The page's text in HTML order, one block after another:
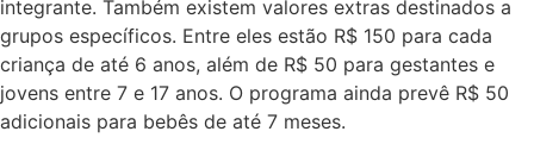
integrante. Também existem valores extras destinados a
grupos específicos. Entre eles estão R$ 150 para cada
criança de até 6 anos, além de R$ 50 para gestantes e
jovens entre 7 e 17 anos. O programa ainda prevê R$ 50
adicionais para bebês de até 7 meses.